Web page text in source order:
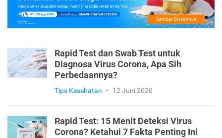
Rapid Test dan Swab Test untuk
Diagnosa Virus Corona, Apa Sih
Perbedaannya?
Tips Kesehatan • 12 Juni 2020
Rapid Test: 15 Menit Deteksi Virus
Corona? Ketahui 7 Fakta Penting Ini